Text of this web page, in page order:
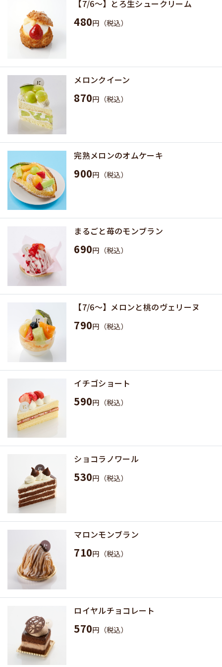
【7/6〜】とろ生シュークリーム
480円（税込）
メロンクイーン
870円（税込）
完熟メロンのオムケーキ
900円（税込）
まるごと苺のモンブラン
690円（税込）
【7/6〜】メロンと桃のヴェリーヌ
790円（税込）
イチゴショート
590円（税込）
ショコラノワール
530円（税込）
マロンモンブラン
710円（税込）
ロイヤルチョコレート
570円（税込）